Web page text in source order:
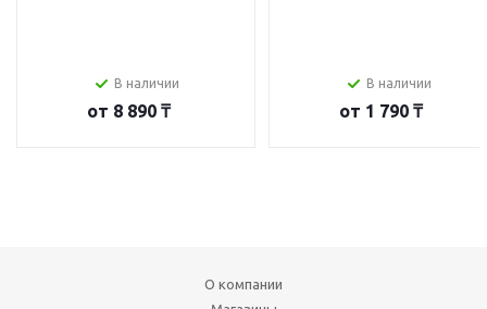
В наличии
от 8 890 ₸
В наличии
от 1 790 ₸
О компании